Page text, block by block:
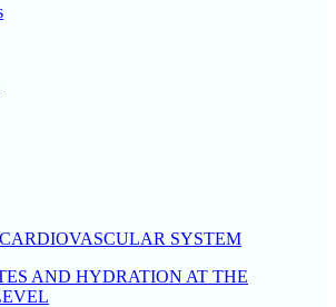
SYSTEM
AND HYDRATION AT THE